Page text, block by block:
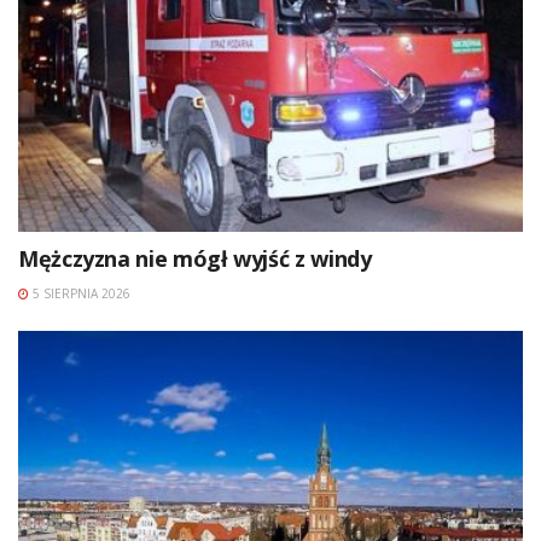
Mężczyzna nie mógł wyjść z windy
5 SIERPNIA 2026